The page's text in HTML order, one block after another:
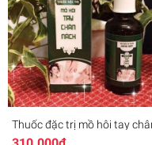
Thuốc đặc trị mồ hôi tay
nách Hồng Sơn lọ 50ml